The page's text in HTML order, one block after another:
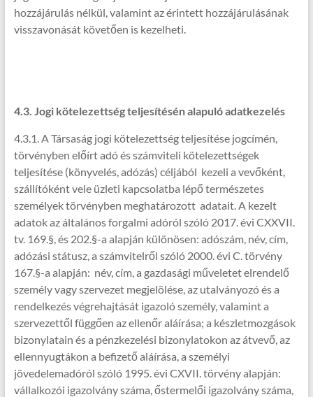
hozzájárulás nélkül, valamint az érintett hozzájárulásának
visszavonását követően is kezelheti.
4.3. Jogi kötelezettség teljesítésén alapuló adatkezelés
4.3.1. A Társaság jogi kötelezettség teljesítése jogcímén,
törvényben előírt adó és számviteli kötelezettségek
teljesítése (könyvelés, adózás) céljából kezeli a vevőként,
szállítóként vele üzleti kapcsolatba lépő természetes
személyek törvényben meghatározott adatait. A kezelt
adatok az általános forgalmi adóról szóló 2017. évi CXXVII.
tv. 169.§, és 202.§-a alapján különösen: adószám, név, cím,
adózási státusz, a számvitelről szóló 2000. évi C. törvény
167.§-a alapján: név, cím, a gazdasági műveletet elrendelő
személy vagy szervezet megjelölése, az utalványozó és a
rendelkezés végrehajtását igazoló személy, valamint a
szervezettől függően az ellenőr aláírása; a készletmozgások
bizonylatain és a pénzkezelési bizonylatokon az átvevő, az
ellennyugtákon a befizető aláírása, a személyi
jövedelemadóról szóló 1995. évi CXVII. törvény alapján:
vállalkozói igazolvány száma, őstermelői igazolvány száma,